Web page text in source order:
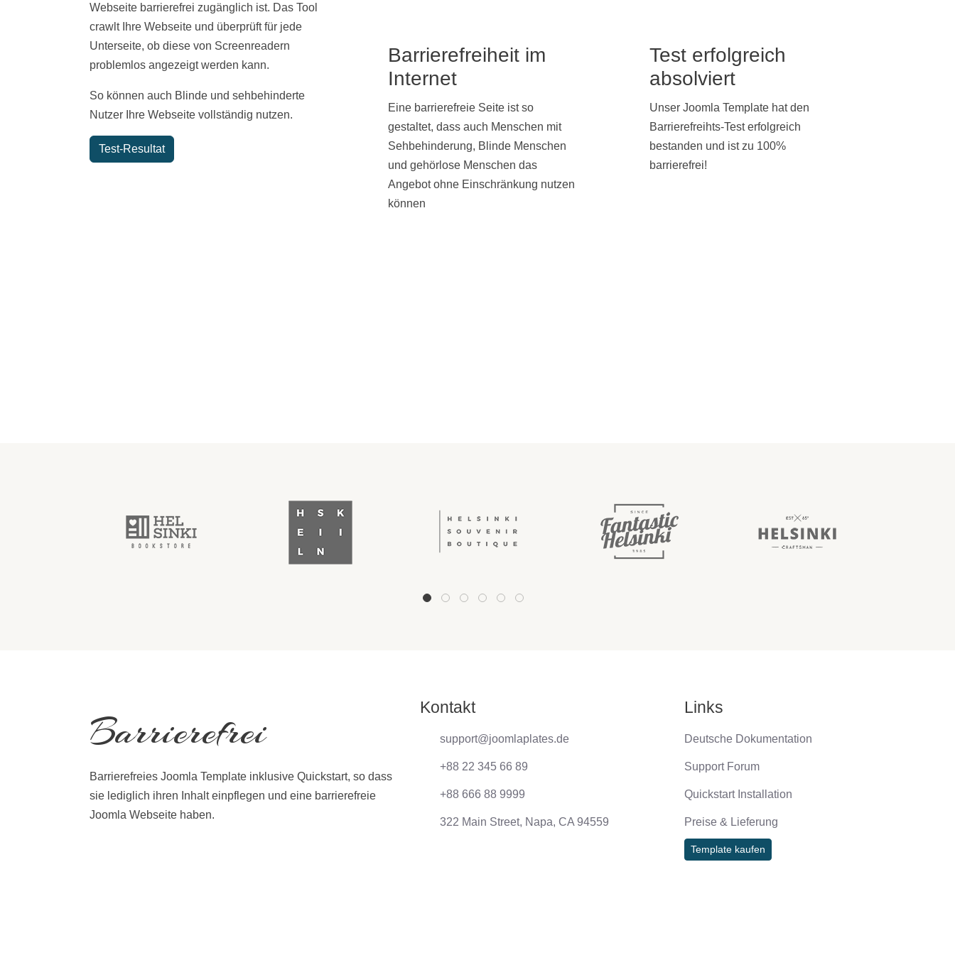
Webseite barrierefrei zugänglich ist. Das Tool
crawlt Ihre Webseite und überprüft für jede
Unterseite, ob diese von Screenreadern
problemlos angezeigt werden kann.
So können auch Blinde und sehbehinderte
Nutzer Ihre Webseite vollständig nutzen.
Test-Resultat
Barrierefreiheit im
Internet
Eine barrierefreie Seite ist so
gestaltet, dass auch Menschen mit
Sehbehinderung, Blinde Menschen
und gehörlose Menschen das
Angebot ohne Einschränkung nutzen
können
Test erfolgreich
absolviert
Unser Joomla Template hat den
Barrierefreihts-Test erfolgreich
bestanden und ist zu 100%
barrierefrei!
1 2 3 4 5 6
Barrierefrei
Barrierefreies Joomla Template inklusive Quickstart, so dass
sie lediglich ihren Inhalt einpflegen und eine barrierefreie
Joomla Webseite haben.
Kontakt
support@joomlaplates.de
+88 22 345 66 89
+88 666 88 9999
322 Main Street, Napa, CA 94559
Links
Deutsche Dokumentation
Support Forum
Quickstart Installation
Preise & Lieferung
Template kaufen